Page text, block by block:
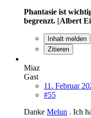
Phantasie ist
begrenzt. [Albert
Inhalt melden
Zitieren
Miaz
Gast
11. Februar
#55
Danke Melun . Ich